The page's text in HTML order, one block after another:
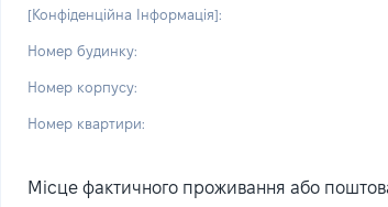
[Конфіденційна Інформація]:
Номер будинку:
Номер корпусу:
Номер квартири:
Місце фактичного проживання або